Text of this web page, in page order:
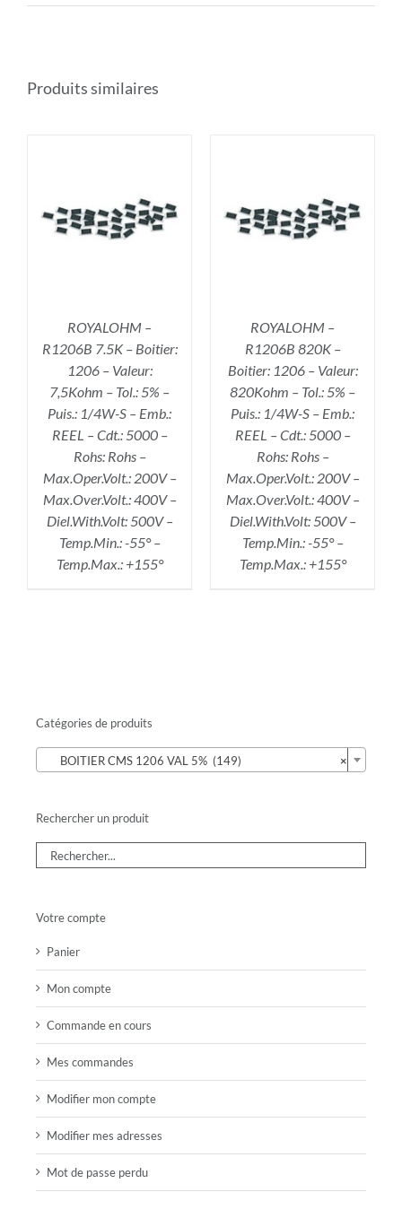
Produits similaires
ROYALOHM –
R1206B 7.5K – Boitier:
1206 – Valeur:
7,5Kohm – Tol.: 5% –
Puis.: 1/4W-S – Emb.:
REEL – Cdt.: 5000 –
Rohs: Rohs –
Max.Oper.Volt.: 200V –
Max.Over.Volt.: 400V –
Diel.With.Volt: 500V –
Temp.Min.: -55° –
Temp.Max.: +155°
AJOUTER AU PANIER
/
DÉTAILS
ROYALOHM –
R1206B 820K –
Boitier: 1206 – Valeur:
820Kohm – Tol.: 5% –
Puis.: 1/4W-S – Emb.:
REEL – Cdt.: 5000 –
Rohs: Rohs –
Max.Oper.Volt.: 200V –
Max.Over.Volt.: 400V –
Diel.With.Volt: 500V –
Temp.Min.: -55° –
Temp.Max.: +155°
Catégories de produits
×
BOITIER CMS 1206 VAL 5% (149)
Rechercher un produit
Votre compte
Panier
Mon compte
Commande en cours
Mes commandes
Modifier mon compte
Modifier mes adresses
Mot de passe perdu